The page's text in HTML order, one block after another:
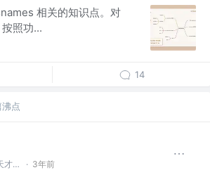
相关的知识点。对
照功...
14
点
9万入缅A之天才交易员 @less is more · 3年前